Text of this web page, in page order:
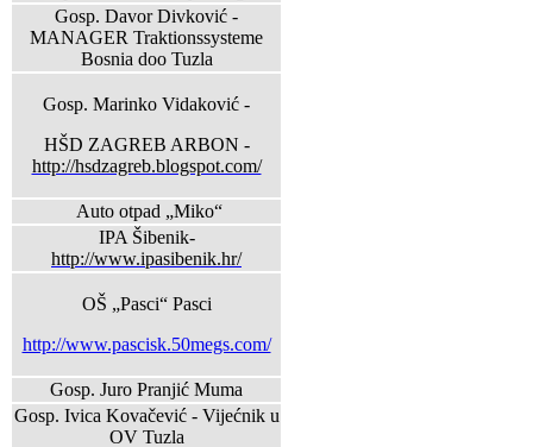
Gosp. Davor Divković -
MANAGER Traktionssysteme
Bosnia doo Tuzla
Gosp. Marinko Vidaković -
HŠD ZAGREB ARBON -
http://hsdzagreb.blogspot.com/
Auto otpad „Miko“
IPA Šibenik-
http://www.ipasibenik.hr/
OŠ „Pasci“ Pasci
http://www.pascisk.50megs.com/
Gosp. Juro Pranjić Muma
Gosp. Ivica Kovačević - Vijećnik u
OV Tuzla